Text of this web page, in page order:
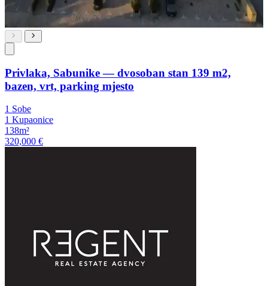
Privlaka, Sabunike — dvosoban stan 139 m2,
bazen, vrt, parking mjesto
1 Sobe
1 Kupaonice
138m²
320,000 €